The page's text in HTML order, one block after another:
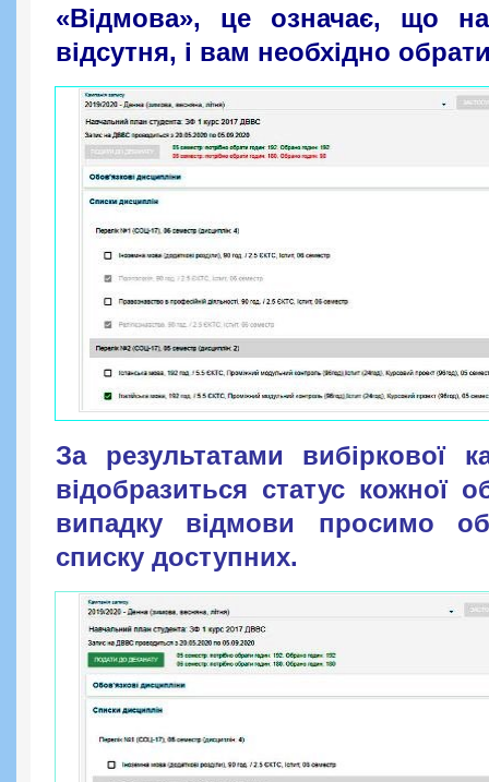
«Відмова», це означає, що
відсутня, і вам необхідно
За результатами вибіркової
відобразиться статус кожної
випадку відмови просимо
списку доступних.